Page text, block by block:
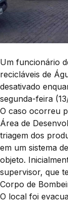
Um funcionário
recicláveis de
desativado
segunda-feira
O caso ocorreu
Área de
triagem dos
em um sistema
objeto.
supervisor, que
Corpo de
O local foi